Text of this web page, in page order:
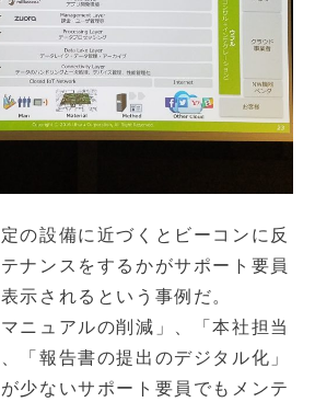
の設備に近づくとビーコンに反
ナンスをするかがサポート要員
示されるという事例だ。
ニュアルの削減」、「本社担当
「報告書の提出のデジタル化」
少ないサポート要員でもメンテ